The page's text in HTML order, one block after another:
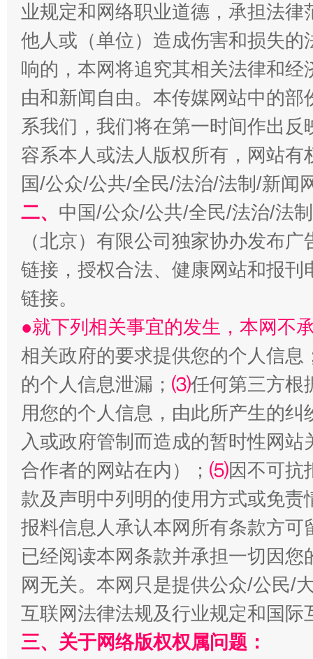
千年窑火 生生不息 一
揭开“小金库”的免责幌子
受贿1.44亿！段成刚被判无期 从幼
业规定和网络职业道德，承担法
他人或（单位）造成伤害和损失
响的，本网将追究其相关法律和
由和新闻自由。本传媒网站中的
系我们，我们将在第一时间作出
容系本人或法人版权所有，网站
国/公众/公共/全民/法治/法制/新闻
二、 中国/公众/公共/全民/法治/法
（北京）有限公司独家协办发布
链接，授权合法、健康网站和报
链接。
●就下列相关事宜的发生，本网不
相关政府的要求提供您的个人信息
的个人信息泄漏； ⑶任何第三方根
用您的个人信息，由此所产生的纠
入或政府管制而造成的暂时性网
合作者的网站在内）； ⑸因不可抗
款及声明中列明的使用方式或免责
报料信息人承认本网所有条款方
已经阅读本网条款并承担一切因
网无关。本网只是提供公众/公民/
互联网法律法规及行业规定和国
三、关于网络版权权属问题：